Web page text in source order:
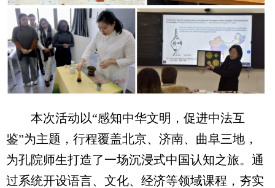
本次活动以“感知中华文明，促进中法互
鉴”为主题，行程覆盖北京、济南、曲阜三地，
为孔院师生打造了一场沉浸式中国认知之旅。通
过系统开设语言、文化、经济等领域课程，夯实